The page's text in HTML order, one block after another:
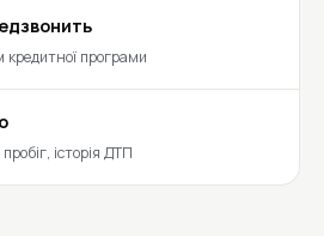
програми
історія ДТП